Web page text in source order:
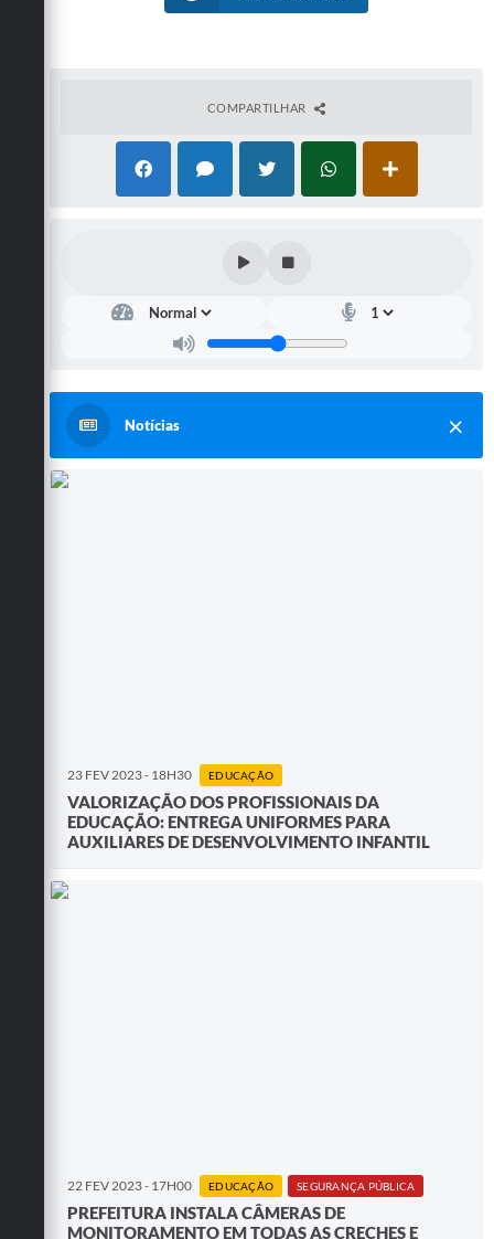
COMPARTILHAR
Notícias
23 FEV 2023 - 18H30 EDUCAÇÃO
VALORIZAÇÃO DOS PROFISSIONAIS DA
EDUCAÇÃO: ENTREGA UNIFORMES PARA
AUXILIARES DE DESENVOLVIMENTO INFANTIL
22 FEV 2023 - 17H00 EDUCAÇÃO SEGURANÇA PÚBLICA
PREFEITURA INSTALA CÂMERAS DE
MONITORAMENTO EM TODAS AS CRECHES E